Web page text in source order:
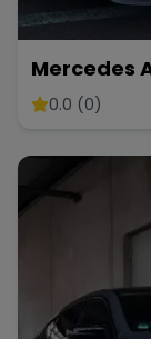
Bentley
Bugatti
Range Rover
Mercedes
0.0 (0)